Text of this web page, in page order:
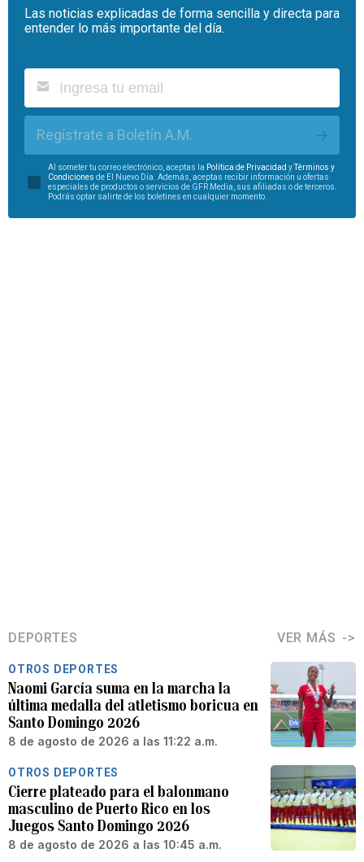
Las noticias explicadas de forma sencilla y directa para
entender lo más importante del día.
Regístrate a Boletín A.M.
Al someter tu correo electrónico, aceptas la Política de Privacidad y
Términos y
Condiciones de El Nuevo Día. Además, aceptas recibir información u ofertas
especiales de productos o servicios de GFR Media, sus afiliadas o de terceros.
Podrás optar salirte de los boletines en cualquier momento.
DEPORTES VER MÁS
OTROS DEPORTES
Naomi García suma en la marcha la
última medalla del atletismo boricua en
Santo Domingo 2026
8 de agosto de 2026 a las 11:22 a.m.
OTROS DEPORTES
Cierre plateado para el balonmano
masculino de Puerto Rico en los
Juegos Santo Domingo 2026
8 de agosto de 2026 a las 10:45 a.m.